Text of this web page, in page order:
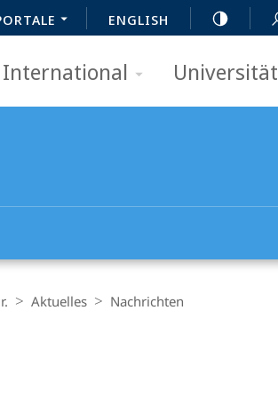
ENGLISH
International Universität
Aktuelles Nachrichten